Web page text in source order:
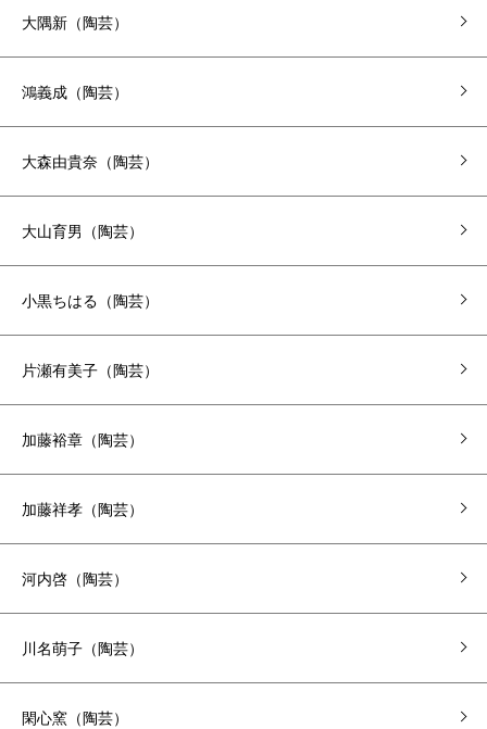
大隅新（陶芸）
鴻義成（陶芸）
大森由貴奈（陶芸）
大山育男（陶芸）
小黒ちはる（陶芸）
片瀬有美子（陶芸）
加藤裕章（陶芸）
加藤祥孝（陶芸）
河内啓（陶芸）
川名萌子（陶芸）
閑心窯（陶芸）